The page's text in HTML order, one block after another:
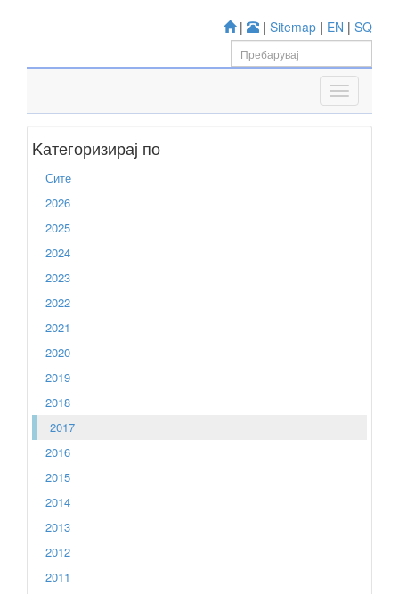
| | Sitemap | EN | SQ
Kатегоризирај по
Сите
2026
2025
2024
2023
2022
2021
2020
2019
2018
2017
2016
2015
2014
2013
2012
2011